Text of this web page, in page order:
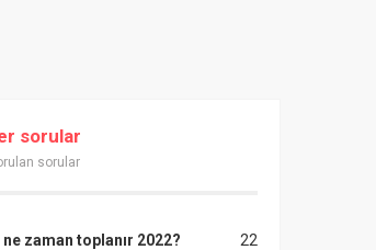
sorular
sorular
22
ne zaman toplanır 2022?